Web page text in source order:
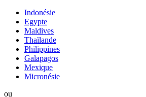
Indonésie
Egypte
Maldives
Thaïlande
Philippines
Galapagos
Mexique
Micronésie
ou